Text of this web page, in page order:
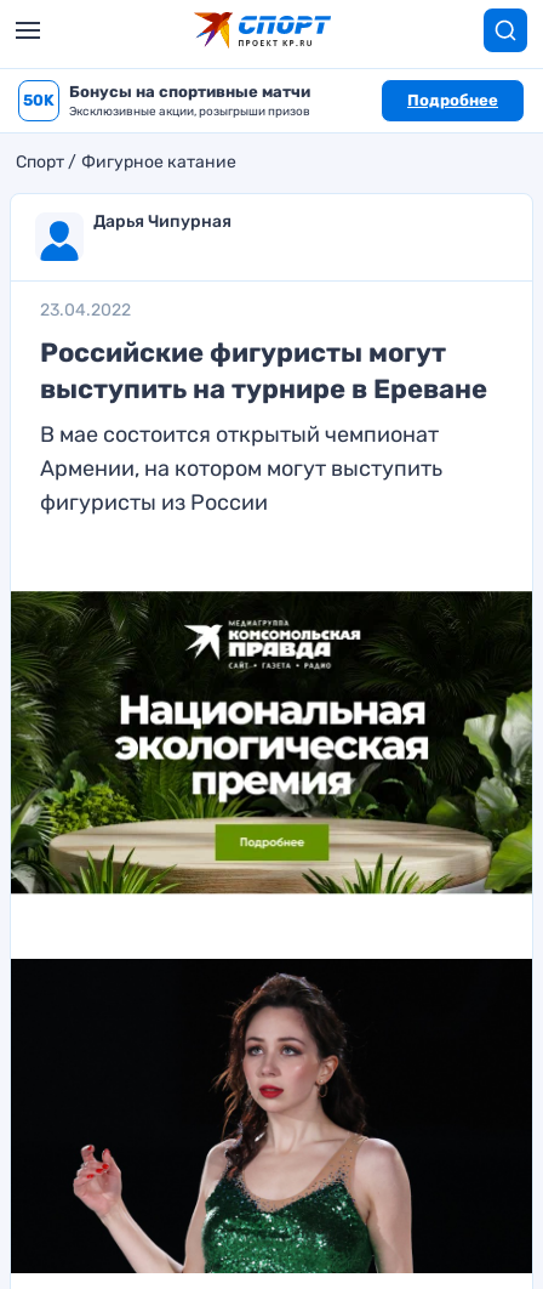
50K Бонусы на спортивные матчи
Эксклюзивные акции, розыгрыши призов
Подробнее
Спорт Фигурное катание
Дарья Чипурная
23.04.2022
Российские фигуристы могут
выступить на турнире в Ереване
В мае состоится открытый чемпионат
Армении, на котором могут выступить
фигуристы из России